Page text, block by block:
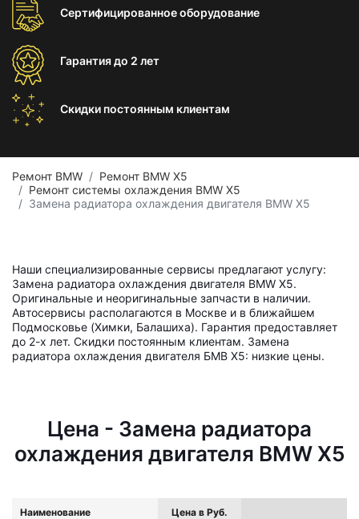
Сертифицированноеоборудование
Гарантиядо 2 лет
Скидки постоянным клиентам
Ремонт BMW
Ремонт BMW X5
Ремонт системы охлаждения BMW X5
Замена радиатора охлаждения двигателя BMW X5
Наши специализированные сервисы предлагают услугу:
Замена радиатора охлаждения двигателя BMW X5.
Оригинальные и неоригинальные запчасти в наличии.
Автосервисы располагаются в Москве и в ближайшем
Подмосковье (Химки, Балашиха). Гарантия предоставляет
до 2-х лет. Скидки постоянным клиентам. Замена
радиатора охлаждения двигателя БМВ Х5: низкие цены.
Цена - Замена радиатора
охлаждения двигателя BMW X5
Наименование Цена в Руб.